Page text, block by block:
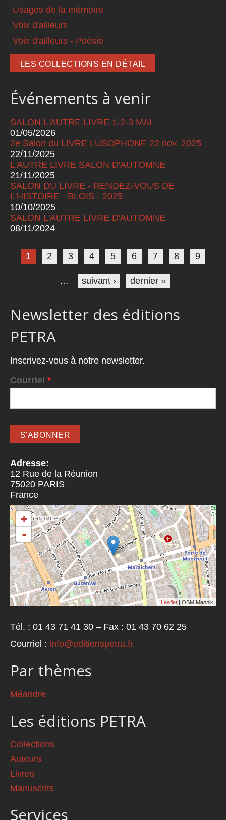
Usages de la mémoire
Voix d'ailleurs
Voix d'ailleurs - Poésie
LES COLLECTIONS EN DÉTAIL
Événements à venir
SALON L'AUTRE LIVRE 1-2-3 MAI
01/05/2026
2e Salon du LIVRE LUSOPHONE 22 nov. 2025
22/11/2025
L'AUTRE LIVRE SALON D'AUTOMNE
21/11/2025
SALON DU LIVRE - RENDEZ-VOUS DE
L'HISTOIRE - BLOIS - 2025
10/10/2025
SALON L'AUTRE LIVRE D'AUTOMNE
08/11/2024
Pages
1 2 3 4 5 6 7 8 9
… suivant › dernier »
Newsletter des éditions
PETRA
Inscrivez-vous à notre newsletter.
Courriel *
Adresse:
12 Rue de la Réunion
75020 PARIS
France
+
-
Leaflet | OSM Mapnik
Tél. : 01 43 71 41 30 – Fax : 01 43 70 62 25
Courriel : info@editionspetra.fr
Par thèmes
Méandre
Les éditions PETRA
Collections
Auteurs
Livres
Manuscrits
Services